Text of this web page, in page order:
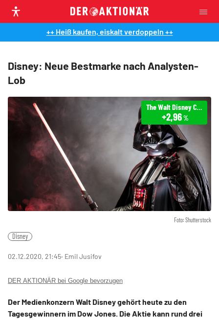
++ Heiß kaufen, eiskalt verdoppeln ++
Disney: Neue Bestmarke nach Analysten-
Lob
Foto: Shutterstock
The Walt Disney Company
+2,96%
Disney
02.12.2020, 21:45‧ Emil Jusifov
DER AKTIONÄR bei Google bevorzugen
Der Medienkonzern Walt Disney gehört heute zu den
Tagesgewinnern im Dow Jones. Die Aktie kann rund drei